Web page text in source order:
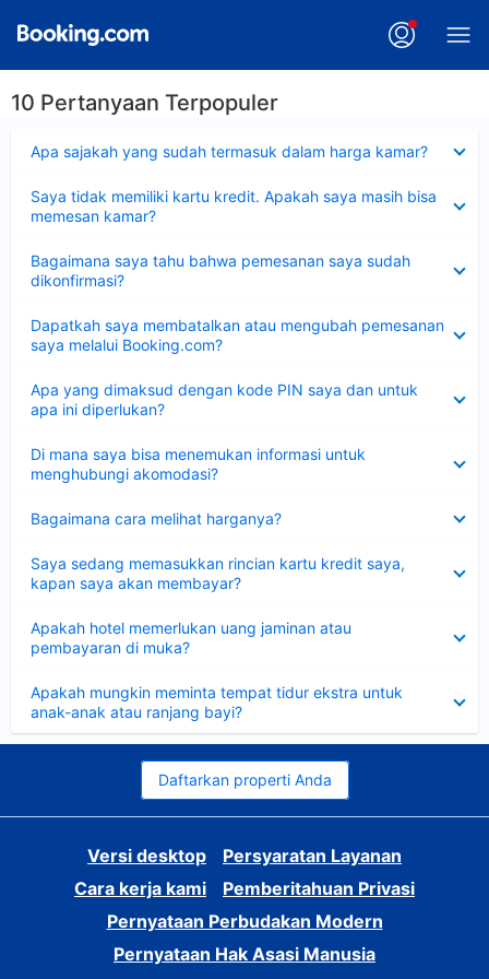
10 Pertanyaan Terpopuler
Apa sajakah yang sudah termasuk dalam harga kamar?
Saya tidak memiliki kartu kredit. Apakah saya masih bisa
memesan kamar?
Bagaimana saya tahu bahwa pemesanan saya sudah
dikonfirmasi?
Dapatkah saya membatalkan atau mengubah pemesanan
saya melalui Booking.com?
Apa yang dimaksud dengan kode PIN saya dan untuk
apa ini diperlukan?
Di mana saya bisa menemukan informasi untuk
menghubungi akomodasi?
Bagaimana cara melihat harganya?
Saya sedang memasukkan rincian kartu kredit saya,
kapan saya akan membayar?
Apakah hotel memerlukan uang jaminan atau
pembayaran di muka?
Apakah mungkin meminta tempat tidur ekstra untuk
anak-anak atau ranjang bayi?
Daftarkan properti Anda
Versi desktop
Persyaratan Layanan
Cara kerja kami
Pemberitahuan Privasi
Pernyataan Perbudakan Modern
Pernyataan Hak Asasi Manusia